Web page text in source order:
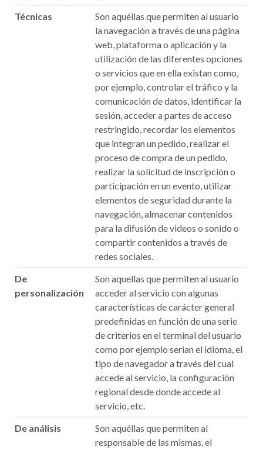
Técnicas
Son aquéllas que permiten al usuario
la navegación a través de una página
web, plataforma o aplicación y la
utilización de las diferentes opciones
o servicios que en ella existan como,
por ejemplo, controlar el tráfico y la
comunicación de datos, identificar la
sesión, acceder a partes de acceso
restringido, recordar los elementos
que integran un pedido, realizar el
proceso de compra de un pedido,
realizar la solicitud de inscripción o
participación en un evento, utilizar
elementos de seguridad durante la
navegación, almacenar contenidos
para la difusión de videos o sonido o
compartir contenidos a través de
redes sociales.
De
personalización
Son aquellas que permiten al usuario
acceder al servicio con algunas
características de carácter general
predefinidas en función de una serie
de criterios en el terminal del usuario
como por ejemplo serian el idioma, el
tipo de navegador a través del cual
accede al servicio, la configuración
regional desde donde accede al
servicio, etc.
De análisis
Son aquéllas que permiten al
responsable de las mismas, el